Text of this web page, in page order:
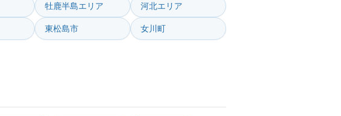
牡鹿半島エリア 河北エリア
東松島市 女川町